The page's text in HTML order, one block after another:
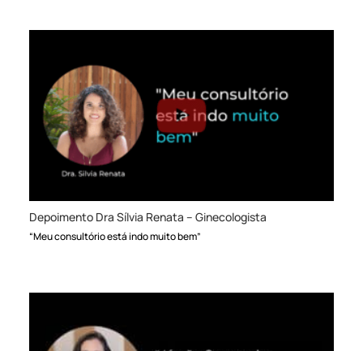
Depoimento Dra Sílvia Renata – Ginecologista
“Meu consultório está indo muito bem”